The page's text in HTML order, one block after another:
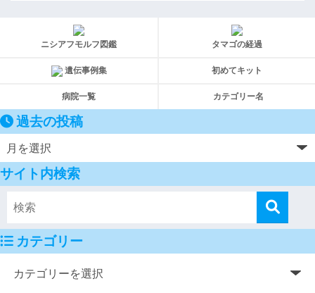
ニシアフモルフ図鑑 タマゴの経過
遺伝事例集 初めてキット
病院一覧 カテゴリー名
過去の投稿
サイト内検索
カテゴリー